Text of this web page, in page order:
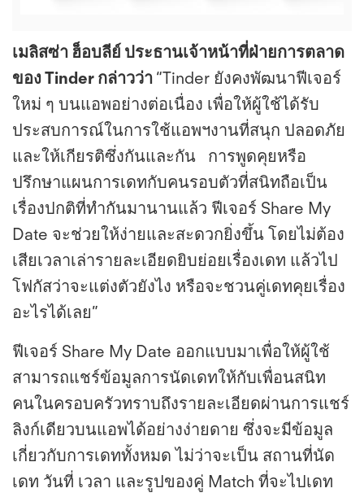
เมลิสซ่า ฮ็อบลีย์ ประธานเจ้าหน้าที่ฝ่ายการตลาด
ของ Tinder กล่าวว่า “Tinder ยังคงพัฒนาฟีเจอร์
ใหม่ ๆ บนแอพอย่างต่อเนื่อง เพื่อให้ผู้ใช้ได้รับ
ประสบการณ์ในการใช้แอพฯงานที่สนุก ปลอดภัย
และให้เกียรติซึ่งกันและกัน การพูดคุยหรือ
ปรึกษาแผนการเดทกับคนรอบตัวที่สนิทถือเป็น
เรื่องปกติที่ทำกันมานานแล้ว ฟีเจอร์ Share My
Date จะช่วยให้ง่ายและสะดวกยิ่งขึ้น โดยไม่ต้อง
เสียเวลาเล่ารายละเอียดยิบย่อยเรื่องเดท แล้วไป
โฟกัสว่าจะแต่งตัวยังไง หรือจะชวนคู่เดทคุยเรื่อง
อะไรได้เลย”
ฟีเจอร์ Share My Date ออกแบบมาเพื่อให้ผู้ใช้
สามารถแชร์ข้อมูลการนัดเดทให้กับเพื่อนสนิท
คนในครอบครัวทราบถึงรายละเอียดผ่านการแชร์
ลิงก์เดียวบนแอพได้อย่างง่ายดาย ซึ่งจะมีข้อมูล
เกี่ยวกับการเดททั้งหมด ไม่ว่าจะเป็น สถานที่นัด
เดท วันที่ เวลา และรูปของคู่ Match ที่จะไปเดท